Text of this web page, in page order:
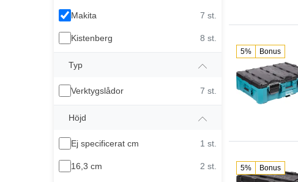
Makita 7 st.
Kistenberg 8 st.
Typ
Verktygslådor 7 st.
Höjd
Ej specificerat cm 1 st.
16,3 cm 2 st.
5% Bonus
5% Bonus